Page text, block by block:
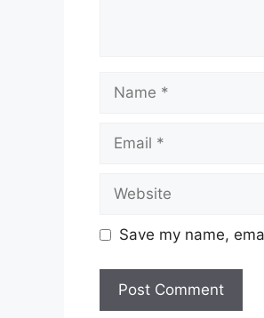
Name
Email
Website
Save my name,